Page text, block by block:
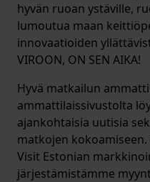
hyvän ruoan ystäville,
lumoutua maan
innovaatioiden
VIROON, ON SEN AIKA!
Hyvä matkailun
ammattilaissivustolta
ajankohtaisia uutisia
matkojen
Visit Estonian
järjestämistämme